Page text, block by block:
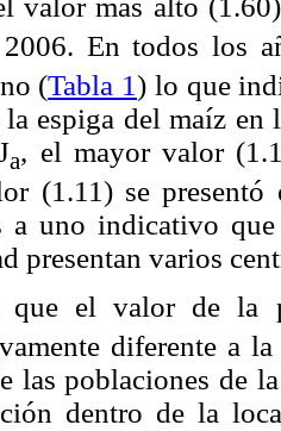
valor más alto
En todos los
(Tabla 1) lo que
la espiga del maíz en
a, el mayor valor
(1.11) se
a uno indicativo
presentan varios
que el valor de la
diferente a
las poblaciones de
dentro de la